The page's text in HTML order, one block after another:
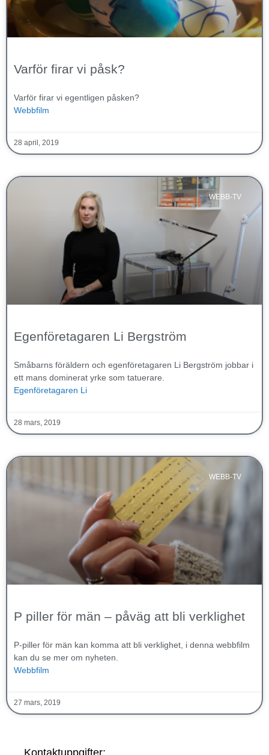
Varför firar vi påsk?
Varför firar vi egentligen påsken?
Webbfilm
28 april, 2019
WEBB-TV
Egenföretagaren Li Bergström
Småbarns föräldern och egenföretagaren Li Bergström jobbar i
ett mans dominerat yrke som tatuerare.
Egenföretagaren Li
28 mars, 2019
WEBB-TV
P piller för män – påväg att bli verklighet
P-piller för män kan komma att bli verklighet, i denna webbfilm
kan du se mer om nyheten.
Webbfilm
27 mars, 2019